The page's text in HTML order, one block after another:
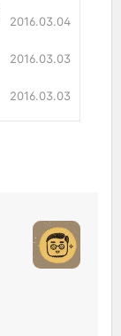
2016.03.04
2016.03.03
2016.03.03